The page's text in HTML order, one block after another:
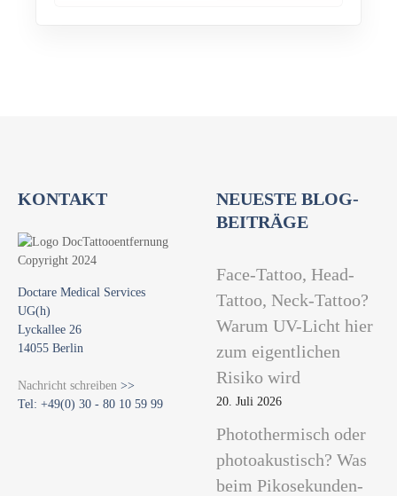
KONTAKT
Doctare Medical Services
UG(h)
Lyckallee 26
14055 Berlin
Nachricht schreiben >>
Tel: +49(0) 30 - 80 10 59 99
NEUESTE BLOG-
BEITRÄGE
Face-Tattoo, Head-
Tattoo, Neck-Tattoo?
Warum UV-Licht hier
zum eigentlichen
Risiko wird
20. Juli 2026
Photothermisch oder
photoakustisch? Was
beim Pikosekunden-